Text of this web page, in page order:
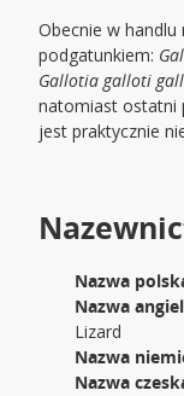
Obecnie w
podgatunkiem:
Gallotia galloti
natomiast ostatni
jest praktycznie
Nazwa
Nazwa
Lizard
Nazwa
Nazwa